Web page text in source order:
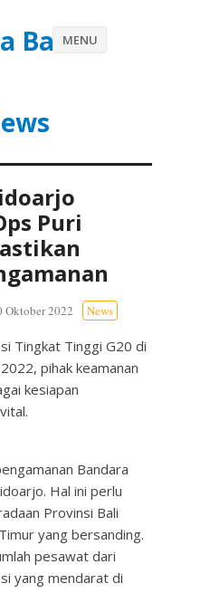
Batu
MENU
Puri
Oktober 2022 News
Tingkat Tinggi G20 di
pihak keamanan
kesiapan
Bandara
Hal ini perlu
Provinsi Bali
yang bersanding.
pesawat dari
yang mendarat di